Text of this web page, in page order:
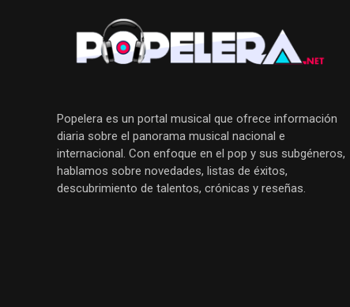
Popelera es un portal musical que ofrece información
diaria sobre el panorama musical nacional e
internacional. Con enfoque en el pop y sus subgéneros,
hablamos sobre novedades, listas de éxitos,
descubrimiento de talentos, crónicas y reseñas.